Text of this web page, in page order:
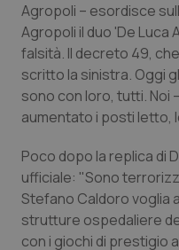
Liguria
Lombardia
Marche
Molise
Piemonte
Disturbi
Dolore
Donna & Salute
Epatiti
HIV
Agropoli – esordisce
Agropoli il duo 'De Luca
falsità. Il decreto 49,
scritto la sinistra. Oggi
sono con loro, tutti. Noi
aumentato i posti letto,
Poco dopo la replica di
ufficiale: "Sono
Stefano Caldoro voglia
strutture ospedaliere
con i giochi di prestigio